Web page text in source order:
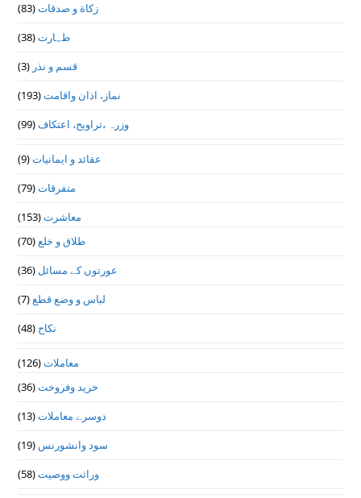
زکاة و صدقات(83)
طہارت(38)
قسم و نذر (3)
نماز، اذان واقامت(193)
وزرہ ،تراويح، اعتكاف(99)
عقائد و ایمانیات(9)
متفرقات(79)
معاشرت(153)
طلاق و خلع(70)
عورتوں کے مسائل (36)
لباس و وضع قطع(7)
نکاح (48)
معاملات(126)
خرید وفروخت(36)
دوسرے معاملات(13)
سود وانشورنس (19)
وراثت ووصيت(58)